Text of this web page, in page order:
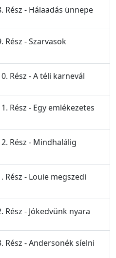
Rész - Hálaadás ünnepe
Rész - Szarvasok
Rész - A téli karnevál
Rész - Egy emlékezetes
Rész - Mindhalálig
Rész - Louie megszedi
Rész - Jókedvünk nyara
Rész - Andersonék síelni